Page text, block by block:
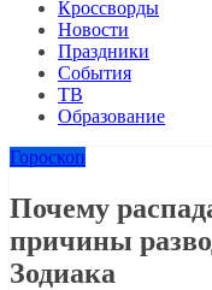
Кроссворды
Новости
Праздники
События
ТВ
Образование
Гороскоп
Почему
причины
Зодиака